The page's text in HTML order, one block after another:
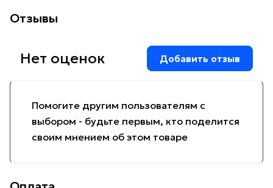
Отзывы
Помогите другим пользователям с
выбором - будьте первым, кто поделится
своим мнением об этом товаре
Нет оценок Добавить отзыв